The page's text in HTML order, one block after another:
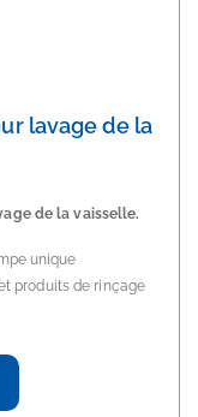
lavage de la
de la vaisselle.
unique
produits de rinçage